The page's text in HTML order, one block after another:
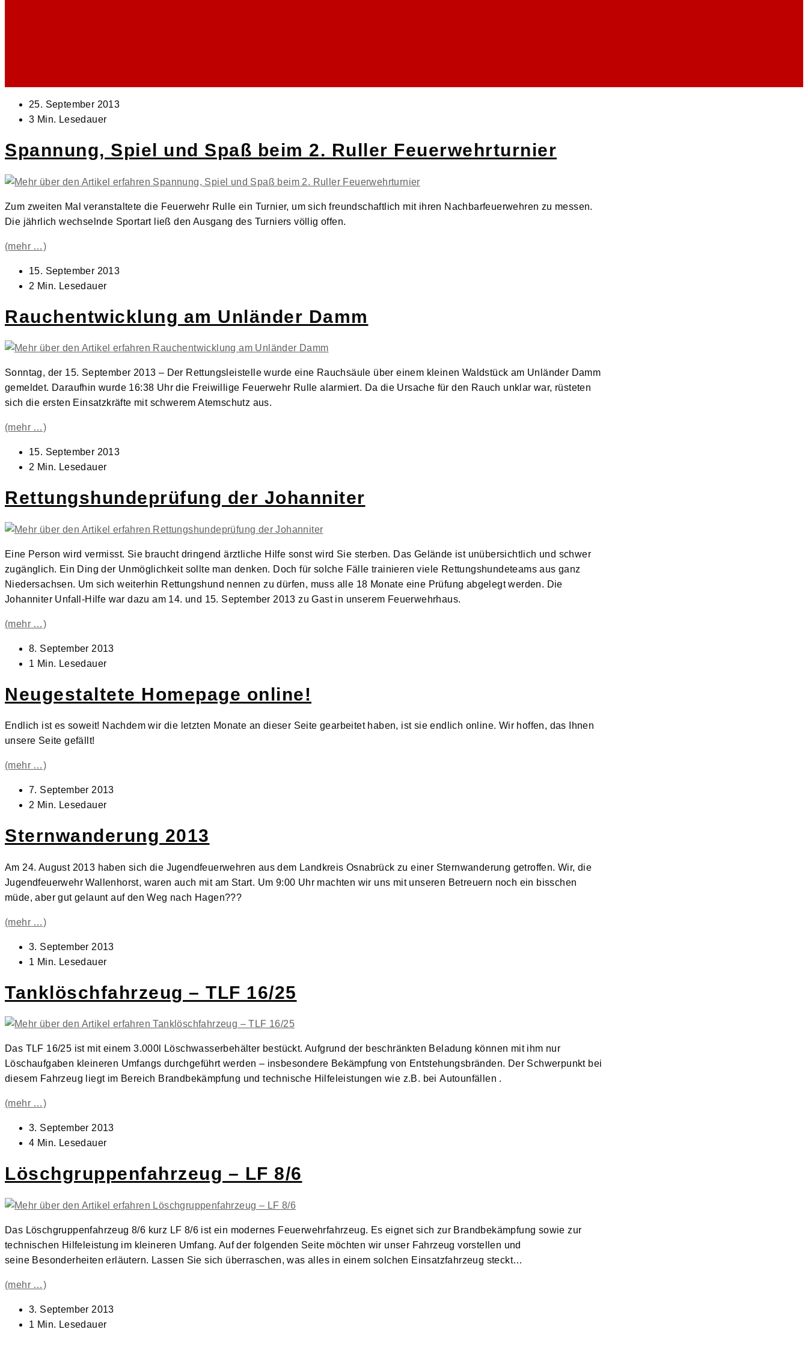
Beitrag
veröffentlicht:
25. September 2013
Lesedauer:
3 Min. Lesedauer
Spannung, Spiel und Spaß beim 2. Ruller Feuerwehrturnier
Zum zweiten Mal veranstaltete die Feuerwehr Rulle ein Turnier, um sich freundschaftlich mit ihren Nachbarfeuerwehren zu messen.
Die jährlich wechselnde Sportart ließ den Ausgang des Turniers völlig offen.
(mehr …)
Beitrag
veröffentlicht:
15. September 2013
Lesedauer:
2 Min. Lesedauer
Rauchentwicklung am Unländer Damm
Sonntag, der 15. September 2013 – Der Rettungsleistelle wurde eine Rauchsäule über einem kleinen Waldstück am Unländer Damm
gemeldet. Daraufhin wurde 16:38 Uhr die Freiwillige Feuerwehr Rulle alarmiert. Da die Ursache für den Rauch unklar war, rüsteten
sich die ersten Einsatzkräfte mit schwerem Atemschutz aus.
(mehr …)
Beitrag
veröffentlicht:
15. September 2013
Lesedauer:
2 Min. Lesedauer
Rettungshundeprüfung der Johanniter
Eine Person wird vermisst. Sie braucht dringend ärztliche Hilfe sonst wird Sie sterben. Das Gelände ist unübersichtlich und schwer
zugänglich. Ein Ding der Unmöglichkeit sollte man denken. Doch für solche Fälle trainieren viele Rettungshundeteams aus ganz
Niedersachsen. Um sich weiterhin Rettungshund nennen zu dürfen, muss alle 18 Monate eine Prüfung abgelegt werden. Die
Johanniter Unfall-Hilfe war dazu am 14. und 15. September 2013 zu Gast in unserem Feuerwehrhaus.
(mehr …)
Beitrag
veröffentlicht:
8. September 2013
Lesedauer:
1 Min. Lesedauer
Neugestaltete Homepage online!
Endlich ist es soweit! Nachdem wir die letzten Monate an dieser Seite gearbeitet haben, ist sie endlich online. Wir hoffen, das Ihnen
unsere Seite gefällt!
(mehr …)
Beitrag
veröffentlicht:
7. September 2013
Lesedauer:
2 Min. Lesedauer
Sternwanderung 2013
Am 24. August 2013 haben sich die Jugendfeuerwehren aus dem Landkreis Osnabrück zu einer Sternwanderung getroffen. Wir, die
Jugendfeuerwehr Wallenhorst, waren auch mit am Start. Um 9:00 Uhr machten wir uns mit unseren Betreuern noch ein bisschen
müde, aber gut gelaunt auf den Weg nach Hagen???
(mehr …)
Beitrag
veröffentlicht:
3. September 2013
Lesedauer:
1 Min. Lesedauer
Tanklöschfahrzeug – TLF 16/25
Das TLF 16/25 ist mit einem 3.000l Löschwasserbehälter bestückt. Aufgrund der beschränkten Beladung können mit ihm nur
Löschaufgaben kleineren Umfangs durchgeführt werden – insbesondere Bekämpfung von Entstehungsbränden. Der Schwerpunkt bei
diesem Fahrzeug liegt im Bereich Brandbekämpfung und technische Hilfeleistungen wie z.B. bei Autounfällen .
(mehr …)
Beitrag
veröffentlicht:
3. September 2013
Lesedauer:
4 Min. Lesedauer
Löschgruppenfahrzeug – LF 8/6
Das Löschgruppenfahrzeug 8/6 kurz LF 8/6 ist ein modernes Feuerwehrfahrzeug. Es eignet sich zur Brandbekämpfung sowie zur
technischen Hilfeleistung im kleineren Umfang. Auf der folgenden Seite möchten wir unser Fahrzeug vorstellen und
seine Besonderheiten erläutern. Lassen Sie sich überraschen, was alles in einem solchen Einsatzfahrzeug steckt…
(mehr …)
Beitrag
veröffentlicht:
3. September 2013
Lesedauer:
1 Min. Lesedauer